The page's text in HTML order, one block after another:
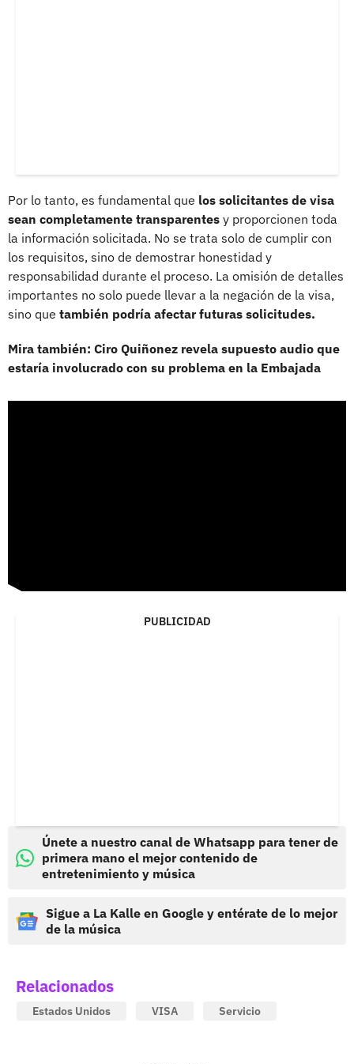
Por lo tanto, es fundamental que los solicitantes de visa
sean completamente transparentes y proporcionen toda
la información solicitada. No se trata solo de cumplir con
los requisitos, sino de demostrar honestidad y
responsabilidad durante el proceso. La omisión de detalles
importantes no solo puede llevar a la negación de la visa,
sino que también podría afectar futuras solicitudes.
Mira también: Ciro Quiñonez revela supuesto audio que
estaría involucrado con su problema en la Embajada
PUBLICIDAD
Únete a nuestro canal de Whatsapp para tener de
primera mano el mejor contenido de
entretenimiento y música
Sigue a La Kalle en Google y entérate de lo mejor
de la música
Relacionados
Estados Unidos VISA Servicio